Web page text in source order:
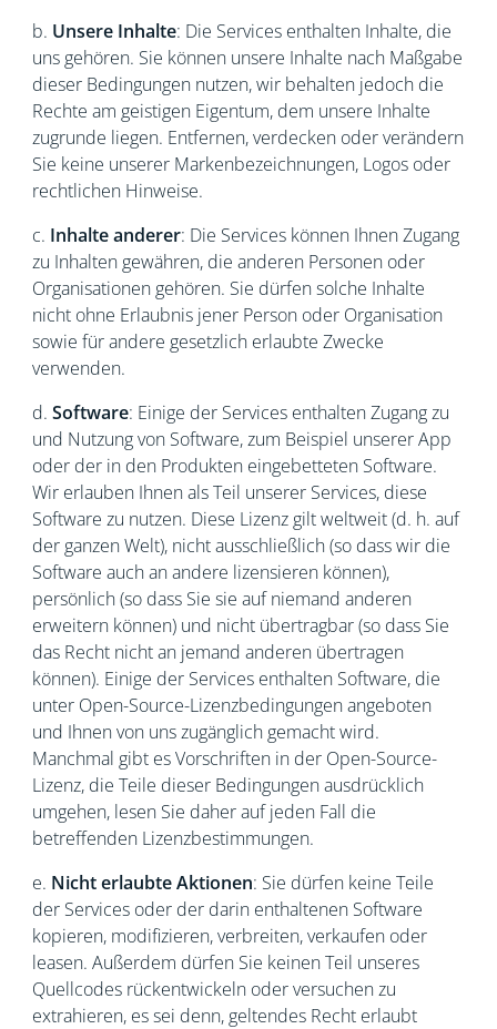
b. Unsere Inhalte: Die Services enthalten Inhalte, die
uns gehören. Sie können unsere Inhalte nach Maßgabe
dieser Bedingungen nutzen, wir behalten jedoch die
Rechte am geistigen Eigentum, dem unsere Inhalte
zugrunde liegen. Entfernen, verdecken oder verändern
Sie keine unserer Markenbezeichnungen, Logos oder
rechtlichen Hinweise.
c. Inhalte anderer: Die Services können Ihnen Zugang
zu Inhalten gewähren, die anderen Personen oder
Organisationen gehören. Sie dürfen solche Inhalte
nicht ohne Erlaubnis jener Person oder Organisation
sowie für andere gesetzlich erlaubte Zwecke
verwenden.
d. Software: Einige der Services enthalten Zugang zu
und Nutzung von Software, zum Beispiel unserer App
oder der in den Produkten eingebetteten Software.
Wir erlauben Ihnen als Teil unserer Services, diese
Software zu nutzen. Diese Lizenz gilt weltweit (d. h. auf
der ganzen Welt), nicht ausschließlich (so dass wir die
Software auch an andere lizensieren können),
persönlich (so dass Sie sie auf niemand anderen
erweitern können) und nicht übertragbar (so dass Sie
das Recht nicht an jemand anderen übertragen
können). Einige der Services enthalten Software, die
unter Open-Source-Lizenzbedingungen angeboten
und Ihnen von uns zugänglich gemacht wird.
Manchmal gibt es Vorschriften in der Open-Source-
Lizenz, die Teile dieser Bedingungen ausdrücklich
umgehen, lesen Sie daher auf jeden Fall die
betreffenden Lizenzbestimmungen.
e. Nicht erlaubte Aktionen: Sie dürfen keine Teile
der Services oder der darin enthaltenen Software
kopieren, modifizieren, verbreiten, verkaufen oder
leasen. Außerdem dürfen Sie keinen Teil unseres
Quellcodes rückentwickeln oder versuchen zu
extrahieren, es sei denn, geltendes Recht erlaubt